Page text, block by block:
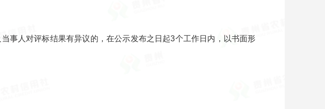
事人对评标结果有异议的，在公示发布之日起3个工作日内，以书面形